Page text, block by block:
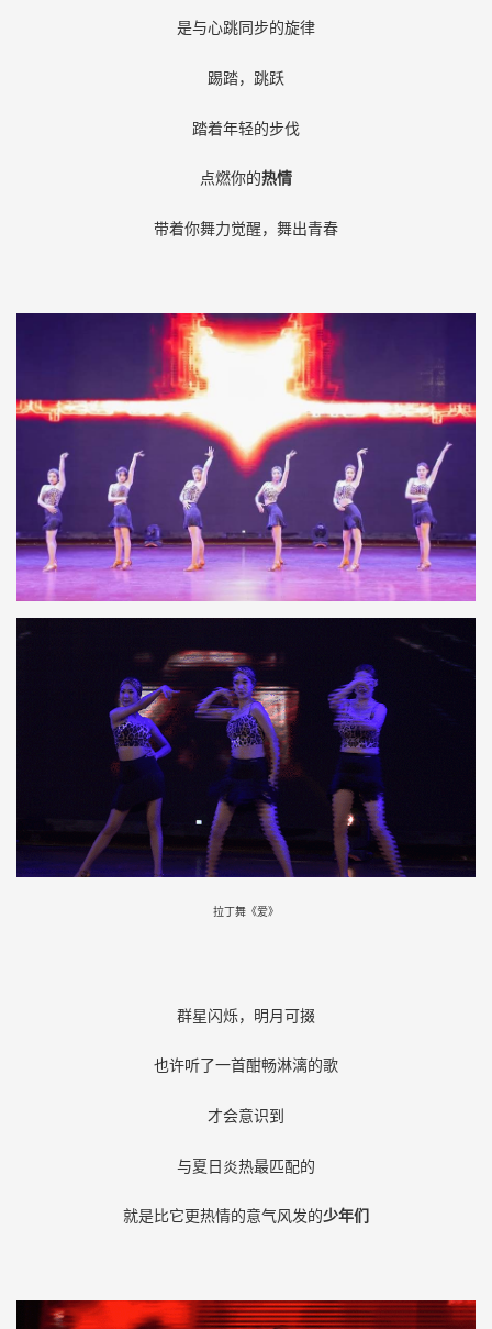
是与心跳同步的旋律
踢踏，跳跃
踏着年轻的步伐
点燃你的热情
带着你舞力觉醒，舞出青春
拉丁舞《爱》
群星闪烁，明月可掇
也许听了一首酣畅淋漓的歌
才会意识到
与夏日炎热最匹配的
就是比它更热情的意气风发的少年们